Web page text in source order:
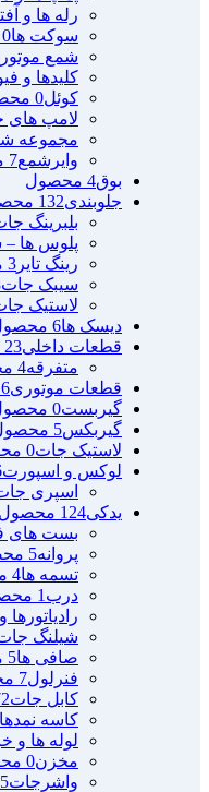
رله ها و
سوکت ها0 محصول
شمع موتور
کلیدها و
کوئل0 محصول
لامپ های
مجموعه
وایرشمع7 محصول
بوق4 محصول
جلوبندی132 محصول
بلبرینگ
پلوس ها
رینگ تایر 3 محصول
سیبک جات
لاستیک
دیسک ها6 محصول
قطعات داخلی23 محصول
متفرقه4 محصول
قطعات موتوری6 محصول
گیربست0 محصول
گیربکس5 محصول
لاستیک جات0 محصول
لوکس و اسپورت
اسپری
یدکی124 محصول
بست های
پروانه5 محصول
تسمه ها4 محصول
درب 1 محصول
شیلنگ
صافی ها5 محصول
فنرلول7 محصول
کابل جات72
کاسه نمدها
لوله ها
مخزن0 محصول
واشرجات5 محصول